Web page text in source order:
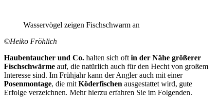
Wasservögel zeigen Fischschwarm an
©Heiko Fröhlich
Haubentaucher und Co. halten sich oft in der Nähe größerer
Fischschwärme auf, die natürlich auch für den Hecht von großem
Interesse sind. Im Frühjahr kann der Angler auch mit einer
Posenmontage, die mit Köderfischen ausgestattet wird, gute
Erfolge verzeichnen. Mehr hierzu erfahren Sie im Folgenden.